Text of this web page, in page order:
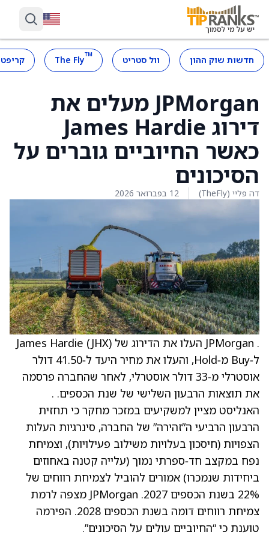
חדשות שוק ההון וול סטריט ™
The Fly
JPMorgan מעלים את
דירוג James Hardie
כאשר החיוביים גוברים על
הסיכונים
דה פליי (TheFly) 12 בפברואר 2026
. JPMorgan העלו את הדירוג של James Hardie (JHX)
ל‑Buy מ‑Hold, והעלו את מחיר היעד ל‑41.50 דולר
אוסטרלי מ‑33 דולר אוסטרלי, לאחר שהחברה פרסמה
את תוצאות הרבעון השלישי של שנת הכספים. .
האנליסט מציין למשקיעים במזכר מחקר כי תחזית
הרבעון הרביעי ה”זהירה” של החברה, סינרגיות העלות
הצפויות (חיסכון בעלויות משילוב פעילויות), וצמיחת
נפח במקצב חד‑ספרתי נמוך (עלייה קטנה באחוזים
ביחידות שנמכרו) אמורים להוביל לצמיחת רווחים של
22% בשנת הכספים 2027. JPMorgan מצפה לרמת
צמיחת רווחים דומה בשנת הכספים 2028. הפירמה
טוענת כי “החיוביים עולים על הסיכונים”.